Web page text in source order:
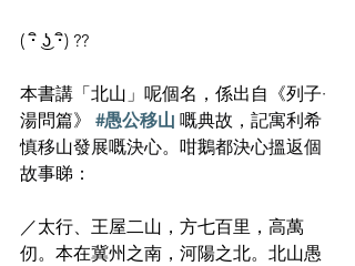
( ･ิ ͜ʖ ･ิ) ??
本書講「北山」呢個名，係出自《列子·
湯問篇》 #愚公移山 嘅典故，記寓利希
慎移山發展嘅決心。咁鵝都決心搵返個
故事睇：
／太行、王屋二山，方七百里，高萬
仞。本在冀州之南，河陽之北。北山愚